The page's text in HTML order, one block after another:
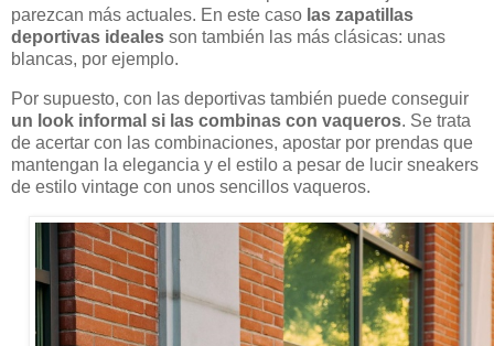
parezcan más actuales. En este caso las zapatillas
deportivas ideales son también las más clásicas: unas
blancas, por ejemplo.
Por supuesto, con las deportivas también puede conseguir
un look informal si las combinas con vaqueros. Se trata
de acertar con las combinaciones, apostar por prendas que
mantengan la elegancia y el estilo a pesar de lucir sneakers
de estilo vintage con unos sencillos vaqueros.